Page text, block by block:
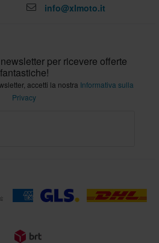
info@xlmoto.it
per ricevere offerte
fantastiche!
accetti la nostra Informativa sulla
Privacy